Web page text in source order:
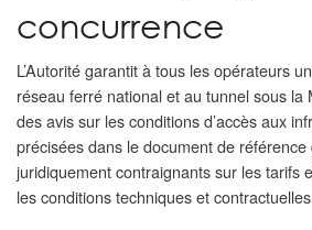
concurrence
L’Autorité garantit à tous les opérateurs
réseau ferré national et au tunnel sous la
des avis sur les conditions d’accès aux
précisées dans le document de
juridiquement contraignants sur les tarifs
les conditions techniques et